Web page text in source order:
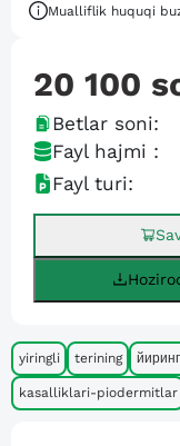
Mualliflik huquqi
20 100
Betlar soni:
Fayl hajmi :
Fayl turi:
yiringli terining
kasalliklari-piodermitlar